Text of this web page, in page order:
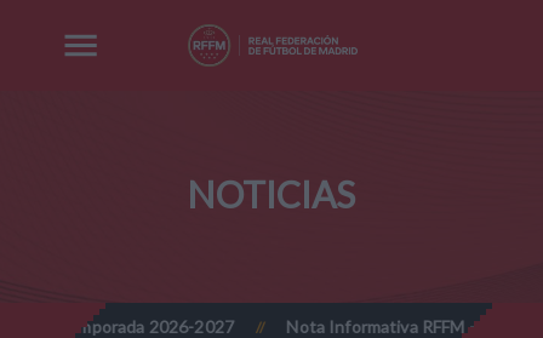
NOTICIAS
2026-2027 // Nota Informativa RFFM - Implantación